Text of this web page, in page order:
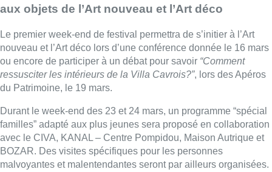
aux objets de l’Art nouveau et l’Art déco
Le premier week-end de festival permettra de s’initier à l’Art
nouveau et l’Art déco lors d’une conférence donnée le 16 mars
ou encore de participer à un débat pour savoir “Comment
ressusciter les intérieurs de la Villa Cavrois?”, lors des Apéros
du Patrimoine, le 19 mars.
Durant le week-end des 23 et 24 mars, un programme “spécial
familles” adapté aux plus jeunes sera proposé en collaboration
avec le CIVA, KANAL – Centre Pompidou, Maison Autrique et
BOZAR. Des visites spécifiques pour les personnes
malvoyantes et malentendantes seront par ailleurs organisées.